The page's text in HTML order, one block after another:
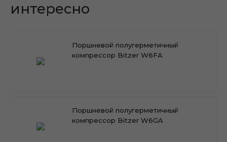
интересно
Поршневой полугерметичный
компрессор Bitzer W6FA
Поршневой полугерметичный
компрессор Bitzer W6GA